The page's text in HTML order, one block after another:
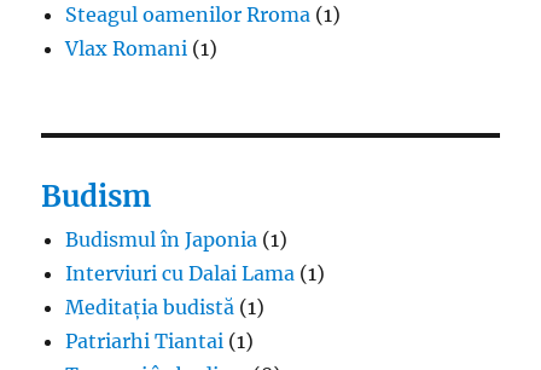
Steagul oamenilor Rroma (1)
Vlax Romani (1)
Budism
Budismul în Japonia (1)
Interviuri cu Dalai Lama (1)
Meditația budistă (1)
Patriarhi Tiantai (1)